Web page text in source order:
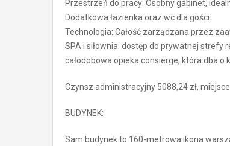
Przestrzeń do pracy: Osobny gabinet,
Dodatkowa łazienka oraz wc dla gości.
Technologia: Całość zarządzana przez
SPA i siłownia: dostęp do prywatnej strefy
całodobowa opieka consierge, która dba o
Czynsz administracyjny 5088,24 zł,
BUDYNEK:
Sam budynek to 160-metrowa ikona